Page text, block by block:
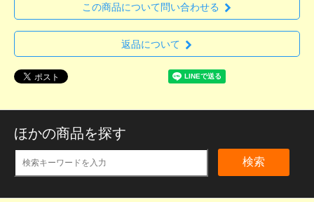
この商品について問い合わせる
返品について
ほかの商品を探す
検索